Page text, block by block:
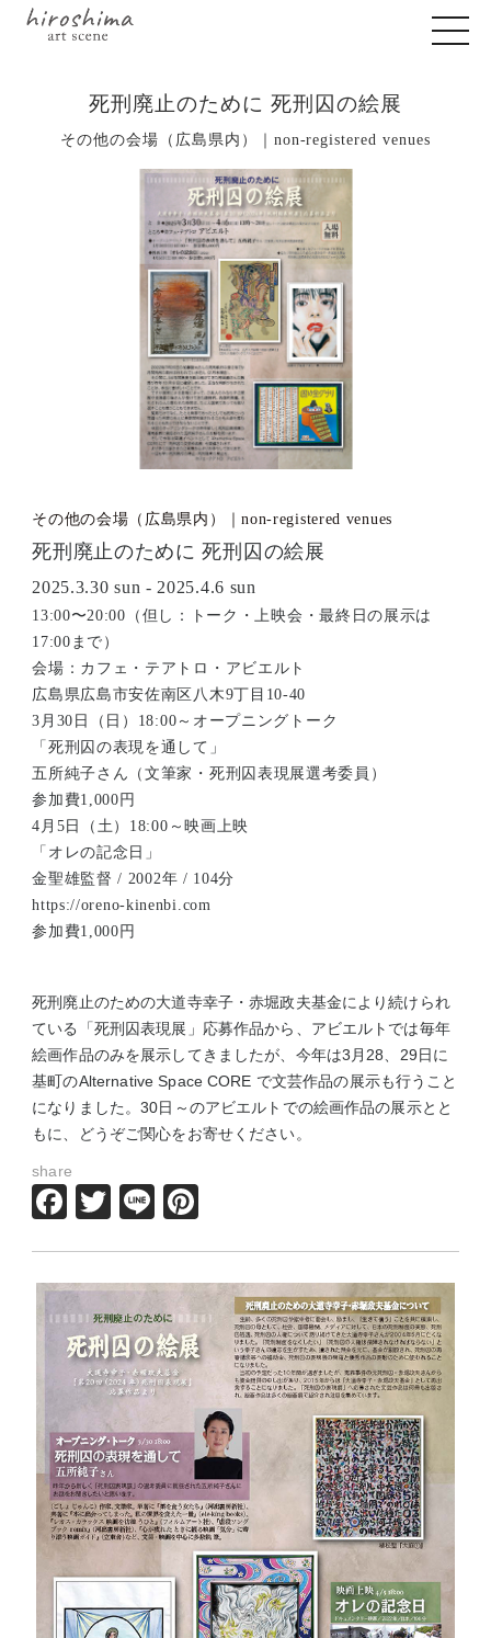
死刑廃止のために 死刑囚の絵展
その他の会場（広島県内）｜non-registered venues
その他の会場（広島県内）｜non-registered venues
死刑廃止のために 死刑囚の絵展
2025.3.30 sun - 2025.4.6 sun
13:00〜20:00（但し：トーク・上映会・最終日の展示は
17:00まで）
会場：カフェ・テアトロ・アビエルト
広島県広島市安佐南区八木9丁目10-40
3月30日（日）18:00～オープニングトーク
「死刑囚の表現を通して」
五所純子さん（文筆家・死刑囚表現展選考委員）
参加費1,000円
4月5日（土）18:00～映画上映
「オレの記念日」
金聖雄監督 / 2002年 / 104分
https://oreno-kinenbi.com
参加費1,000円
死刑廃止のための大道寺幸子・赤堀政夫基金により続けられ
ている「死刑囚表現展」応募作品から、アビエルトでは毎年
絵画作品のみを展示してきましたが、今年は3月28、29日に
基町のAlternative Space CORE で文芸作品の展示も行うこと
になりました。30日～のアビエルトでの絵画作品の展示とと
もに、どうぞご関心をお寄せください。
share
Facebook
Twitter
Line